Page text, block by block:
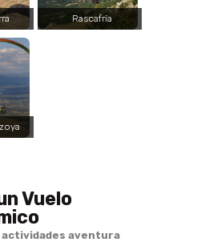
Rascafría
Vuelo
actividades aventura